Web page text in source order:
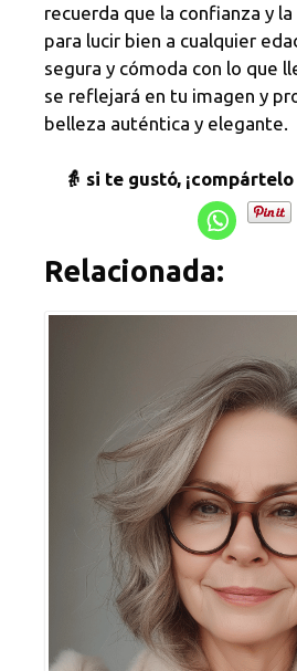
recuerda que la confianza y
para lucir bien a cualquier
segura y cómoda con lo que
se reflejará en tu imagen y
belleza auténtica y elegante.
👵 si te gustó,
Relacionada: